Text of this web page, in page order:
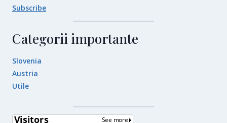
Subscribe
Categorii importante
Slovenia
Austria
Utile